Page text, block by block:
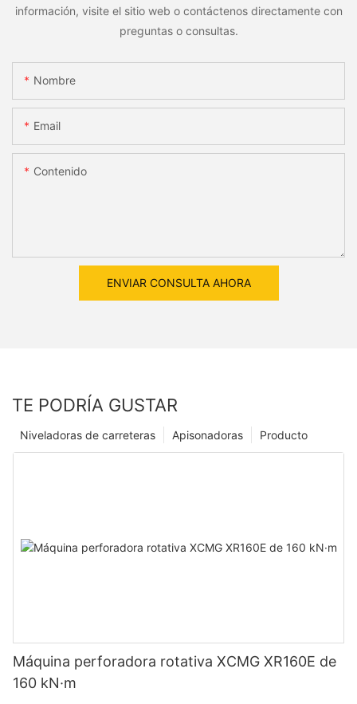
información, visite el sitio web o contáctenos directamente con
preguntas o consultas.
Nombre
Email
Contenido
ENVIAR CONSULTA AHORA
TE PODRÍA GUSTAR
Producto
Apisonadoras
Niveladoras de carreteras
Máquina perforadora rotativa XCMG XR160E de
160 kN·m